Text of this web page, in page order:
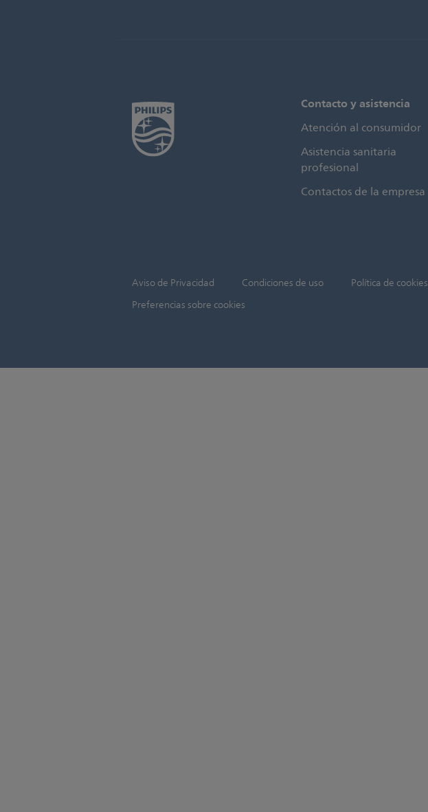
Contacto y asistencia
Atención al consumidor
Asistencia sanitaria
profesional
Contactos de la empresa
Aviso de Privacidad Condiciones de uso
Política de cookies
Preferencias sobre cookies